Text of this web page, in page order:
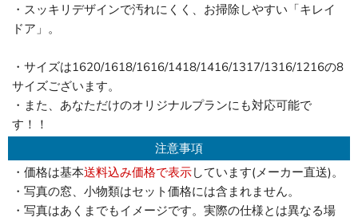
・スッキリデザインで汚れにくく、お掃除しやすい「キレイ
ドア」。
・サイズは1620/1618/1616/1418/1416/1317/1316/1216の8
サイズございます。
・また、あなただけのオリジナルプランにも対応可能で
す！！
注意事項
・価格は基本送料込み価格で表示しています(メーカー直送)。
・写真の窓、小物類はセット価格には含まれません。
・写真はあくまでもイメージです。実際の仕様とは異なる場